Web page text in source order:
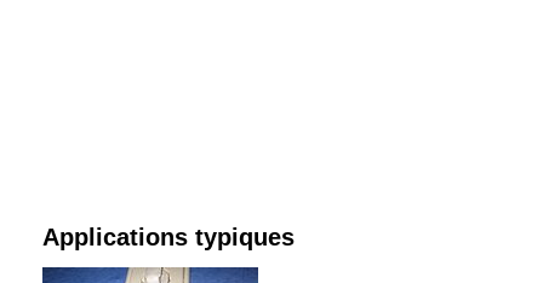
Applications typiques